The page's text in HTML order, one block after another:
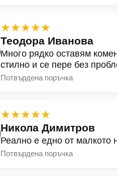
★★★★★
Теодора Иванова
Много рядко оставям
стилно и се пере без
Потвърдена поръчка
★★★★★
Никола Димитров
Реално е едно от малкото
Потвърдена поръчка